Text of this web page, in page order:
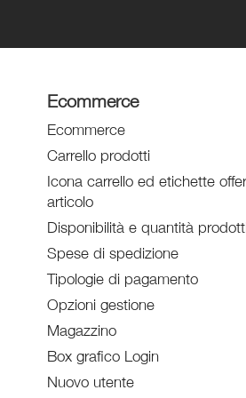
Ecommerce
Ecommerce
Carrello prodotti
Icona carrello ed etichette
articolo
Disponibilità e quantità
Spese di spedizione
Tipologie di pagamento
Opzioni gestione
Magazzino
Box grafico Login
Nuovo utente